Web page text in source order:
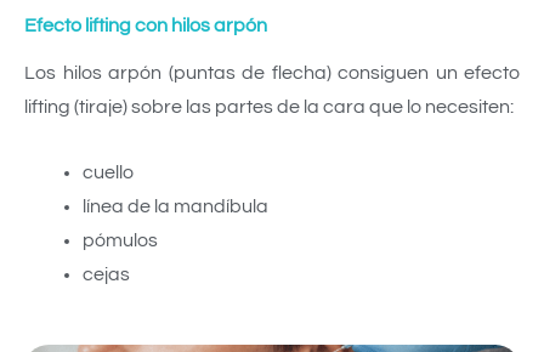
Efecto lifting con hilos arpón
Los hilos arpón (puntas de flecha) consiguen un efecto
lifting (tiraje) sobre las partes de la cara que lo necesiten:
cuello
línea de la mandíbula
pómulos
cejas